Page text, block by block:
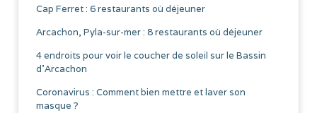
Cap Ferret : 6 restaurants où déjeuner
Arcachon, Pyla-sur-mer : 8 restaurants où déjeuner
4 endroits pour voir le coucher de soleil sur le Bassin
d’Arcachon
Coronavirus : Comment bien mettre et laver son
masque ?